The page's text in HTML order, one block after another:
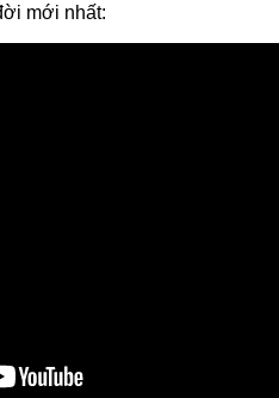
mới nhất: